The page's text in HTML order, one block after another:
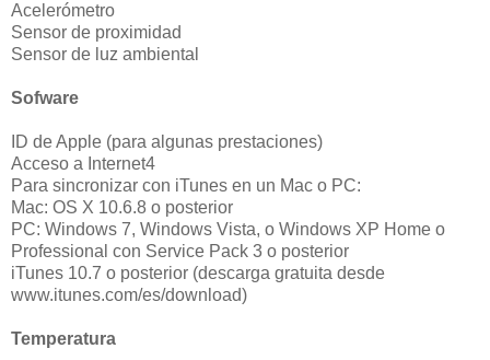
Acelerómetro
Sensor de proximidad
Sensor de luz ambiental
Sofware
ID de Apple (para algunas prestaciones)
Acceso a Internet4
Para sincronizar con iTunes en un Mac o PC:
Mac: OS X 10.6.8 o posterior
PC: Windows 7, Windows Vista, o Windows XP Home o
Professional con Service Pack 3 o posterior
iTunes 10.7 o posterior (descarga gratuita desde
www.itunes.com/es/download)
Temperatura